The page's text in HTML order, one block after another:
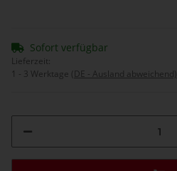
Sofort verfügbar
Lieferzeit:
1 - 3 Werktage (DE - Ausland abweichend)